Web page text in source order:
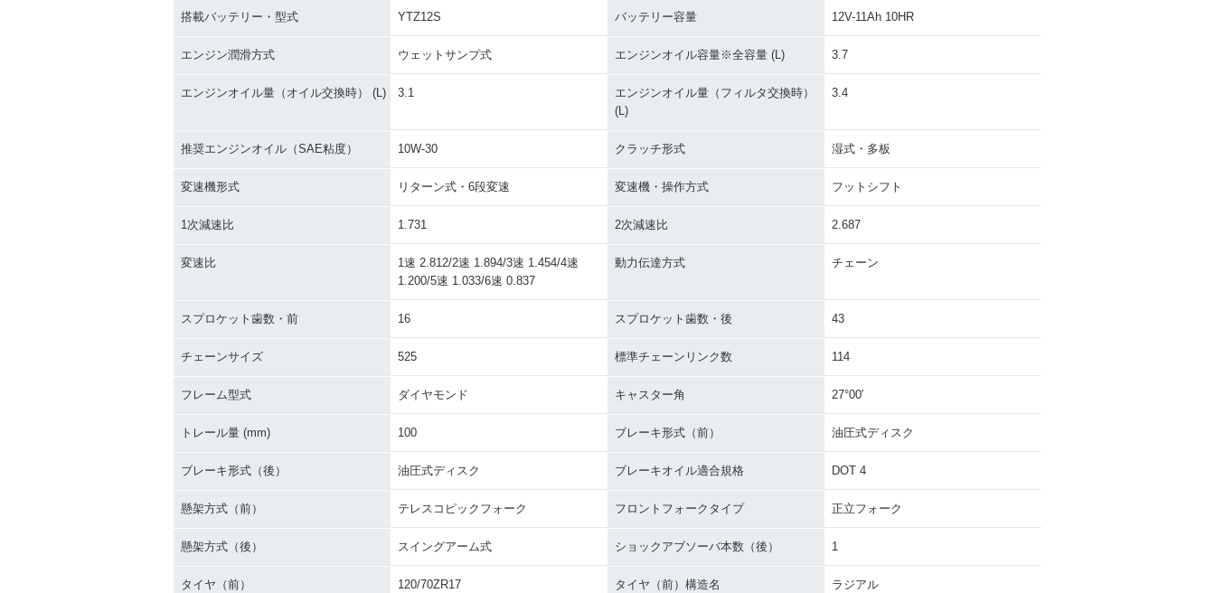
搭載バッテリー・型式 YTZ12S バッテリー容量 12V-11Ah 10HR
エンジン潤滑方式 ウェットサンプ式 エンジンオイル容量※全容量 (L) 3.7
エンジンオイル量（オイル交換時） (L) 3.1
エンジンオイル量（フィルタ交換時）
(L)
3.4
推奨エンジンオイル（SAE粘度） 10W-30 クラッチ形式 湿式・多板
変速機形式 リターン式・6段変速 変速機・操作方式 フットシフト
1次減速比 1.731 2次減速比 2.687
変速比
1速 2.812/2速 1.894/3速 1.454/4速
1.200/5速 1.033/6速 0.837
動力伝達方式 チェーン
スプロケット歯数・前 16 スプロケット歯数・後 43
チェーンサイズ 525 標準チェーンリンク数 114
フレーム型式 ダイヤモンド キャスター角 27°00′
トレール量 (mm) 100 ブレーキ形式（前） 油圧式ディスク
ブレーキ形式（後） 油圧式ディスク ブレーキオイル適合規格 DOT 4
懸架方式（前） テレスコピックフォーク フロントフォークタイプ 正立フォーク
懸架方式（後） スイングアーム式 ショックアブソーバ本数（後） 1
タイヤ（前） 120/70ZR17 タイヤ（前）構造名 ラジアル